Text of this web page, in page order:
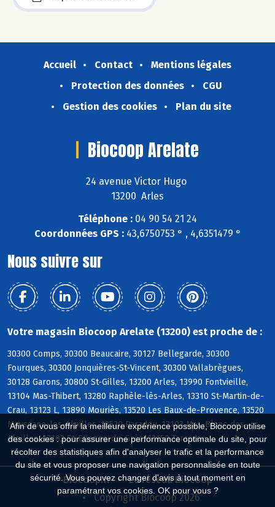
Afin de vous offrir la meilleure expérience possible, Biocoop utilise
des cookies : pour assurer une performance optimale du site, pour
récolter des statistiques afin d'analyser le trafic et la performance
du site et vous proposer une navigation personnalisée en toute
sécurité. Vous pouvez changer d'avis à tout moment en
paramétrant vos cookies. OK pour vous ?
Accueil Contact
Mentions légales
Protection des données
CGU
Gestion des cookies
Plan du site
Biocoop Arelate
24 avenue Victor Hugo
13200 Arles
Téléphone : 04 90 54 21 24
Coordonnées GPS :43,6750753 ° , 4,6351479 °
Nous suivre sur
Votre magasin Biocoop Arelate (13200) est proche de :
30300 Comps, 30300 Beaucaire, 30127 Bellegarde, 30300
Fourques, 30300 Jonquières-St-Vincent, 30300 Vallabrègues,
30128 Garons, 30800 St-Gilles, 13200 Arles, 13990 Fontvieille,
13104 Mas-Thibert, 13280 Raphèle-lès-Arles, 13310 St-Martin-de-
Crau, 13123 L, 13890 Mouriès, 13520 Les Baux-de-Provence, 13520
Maussane-les-Alpilles, 13520 Paradou, 13103 Mas-Blanc-des-
Alpilles, 13103 St-Etienne-du-Grès, 13150 Tarascon
Biocoop.fr
Le réseau Biocoop
Copyright Biocoop 2026